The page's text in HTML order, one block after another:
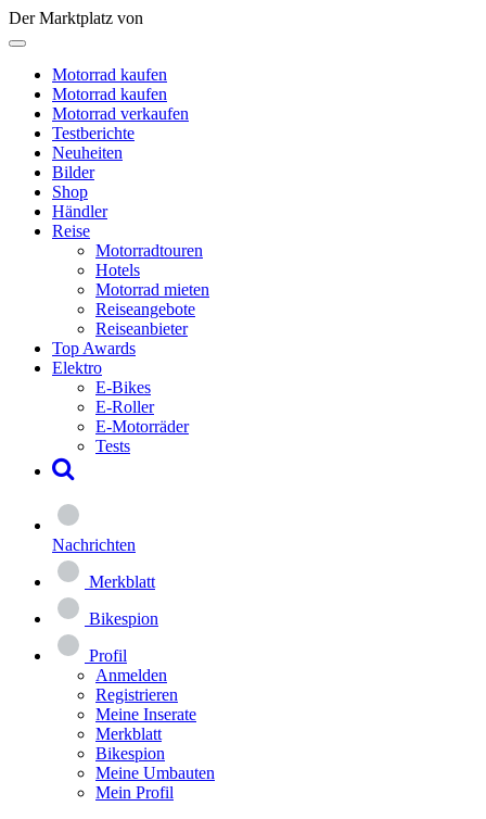
Der Marktplatz von
Motorrad kaufen
Motorrad kaufen
Motorrad verkaufen
Testberichte
Neuheiten
Bilder
Shop
Händler
Reise
Motorradtouren
Hotels
Motorrad mieten
Reiseangebote
Reiseanbieter
Top Awards
Elektro
E-Bikes
E-Roller
E-Motorräder
Tests
Nachrichten
Merkblatt
Bikespion
Profil
Anmelden
Registrieren
Meine Inserate
Merkblatt
Bikespion
Meine Umbauten
Mein Profil